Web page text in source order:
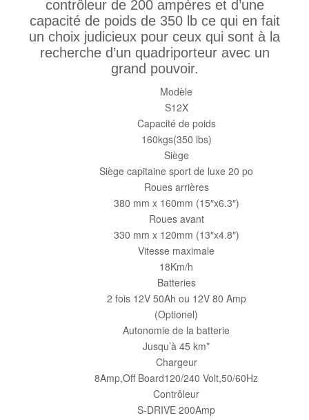
contrôleur de 200 ampères et d’une
capacité de poids de 350 lb ce qui en fait
un choix judicieux pour ceux qui sont à la
recherche d’un quadriporteur avec un
grand pouvoir.
Modèle
S12X
Capacité de poids
160kgs(350 lbs)
Siège
Siège capitaine sport de luxe 20 po
Roues arrières
380 mm x 160mm (15″x6.3″)
Roues avant
330 mm x 120mm (13″x4.8″)
Vitesse maximale
18Km/h
Batteries
2 fois 12V 50Ah ou 12V 80 Amp
(Optionel)
Autonomie de la batterie
Jusqu’à 45 km*
Chargeur
8Amp,Off Board120/240 Volt,50/60Hz
Contrôleur
S-DRIVE 200Amp